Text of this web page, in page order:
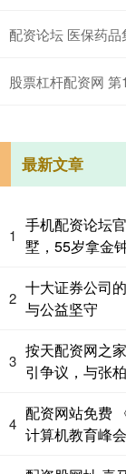
配资论坛 医保药
股票杠杆配资网
最新文章
1
手机配资论坛
墅，55岁拿金
2
十大证券公司
与公益坚守
3
按天配资网之
引争议，与张
4
配资网站免费
计算机教育峰